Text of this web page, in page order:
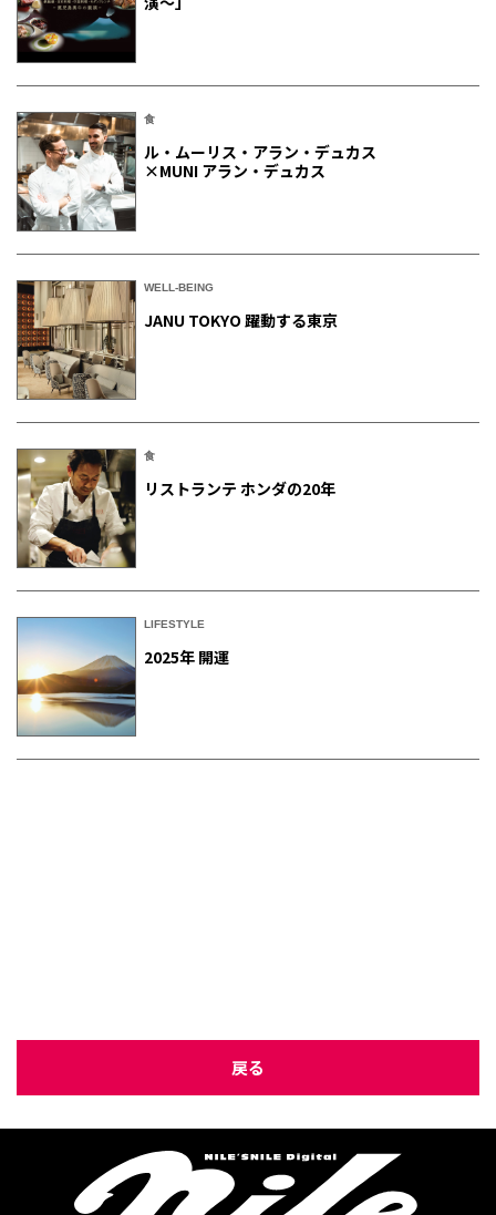
食
ル・ムーリス・アラン・デュカス
×MUNI アラン・デュカス
WELL-BEING
JANU TOKYO 躍動する東京
食
リストランテ ホンダの20年
LIFESTYLE
2025年 開運
戻る